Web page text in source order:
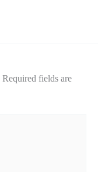
Required fields are